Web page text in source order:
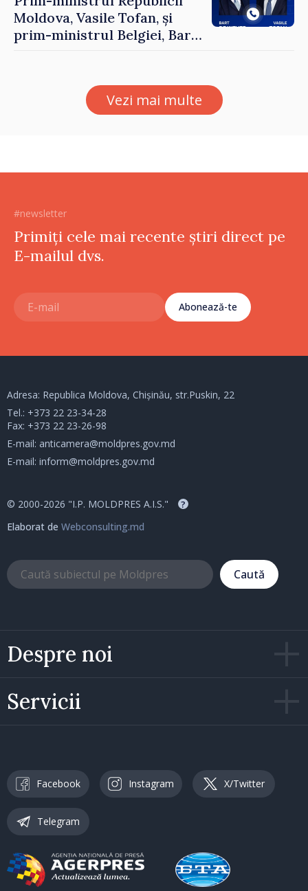
Moldova, Vasile Tofan, și
prim-ministrul Belgiei, Bart
al Republicii Moldova.
Vezi mai multe
#newsletter
Primiți cele mai recente știri direct pe
E-mailul dvs.
Abonează-te
Despre noi
Servicii
Adresa: Republica Moldova, Chișinău, str.Puskin, 22
Tel.: +373 22 23-34-28
Fax: +373 22 23-26-98
E-mail: anticamera@moldpres.gov.md
E-mail: inform@moldpres.gov.md
© 2000-2026 "I.P. MOLDPRES A.I.S." ?
Elaborat de Webconsulting.md
Caută
Facebook Instagram X/Twitter
Telegram